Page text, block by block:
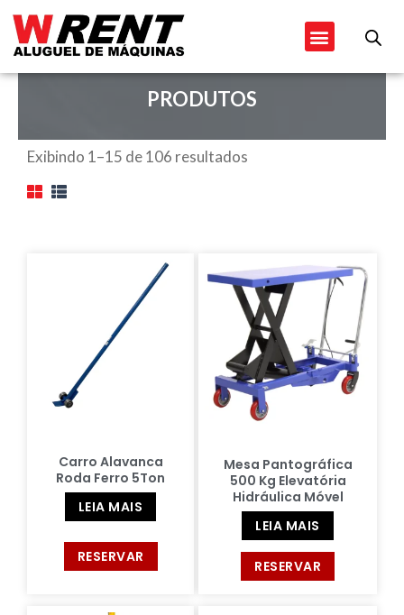
para
conteúdo
Menu
PRODUTOS
Exibindo 1–15 de 106 resultados
Carro Alavanca
Roda Ferro 5Ton
LEIA MAIS
RESERVAR
Mesa Pantográfica
500 Kg Elevatória
Hidráulica Móvel
LEIA MAIS
RESERVAR